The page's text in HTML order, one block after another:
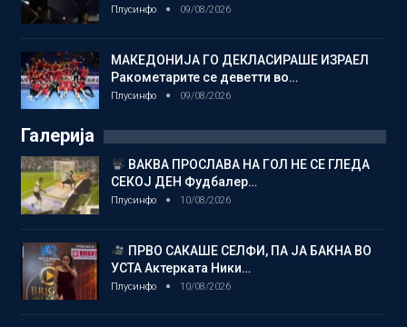
Плусинфо 09/08/2026
МАКЕДОНИЈА ГО ДЕКЛАСИРАШЕ ИЗРАЕЛ
Ракометарите се деветти во…
Плусинфо 09/08/2026
Галерија
ВАКВА ПРОСЛАВА НА ГОЛ НЕ СЕ ГЛЕДА
СЕКОЈ ДЕН Фудбалер…
Плусинфо 10/08/2026
ПРВО САКАШЕ СЕЛФИ, ПА ЈА БАКНА ВО
УСТА Актерката Ники…
Плусинфо 10/08/2026